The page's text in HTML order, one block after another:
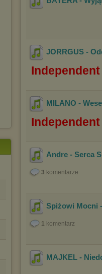
JORRGUS -
MILANO -
Andre - Serca
3 komentarze
Spiżowi Mocni
1 komentarz
MAJKEL -